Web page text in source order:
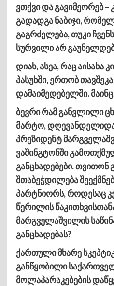
ვთქვი და გავიმეორებ –
გადადგა ნაბიჯი,
გაგრძელება, თუკი
სურვილი არ
დიახ, ასეა, რაც აისახა
პასუხში, ერთობ
დამაიმედებელში.
ბევრი რამ განვლილი
მარტო,
პრეზიდენტ
ვაშინგტონში
განცხადებები. თვითონ
შთაბეჭდილება
პარტნიორს, როდესაც
წერილის
მარგველაშვილის
განცხადებას?
ქართული მხარე
განწყობილი
მოლაპარაკებების